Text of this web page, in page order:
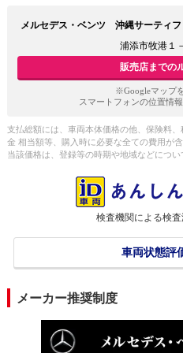
メルセデス・ベンツ 沖縄サーティ
浦添市牧港１
販売店までの
※Googleマップ
スマートフォンの位置情
支払総額には、車両本体価格の他、保険料
金 相当額等、購入時に必要な全ての費用が含
当該価格は、登録等の時期や地域などにつ
検査機関による検査
車両状態評
メーカー推奨制度